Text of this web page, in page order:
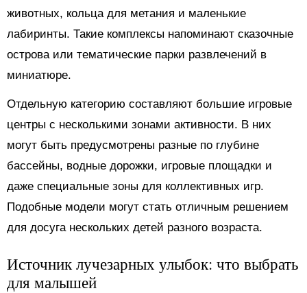
животных, кольца для метания и маленькие
лабиринты. Такие комплексы напоминают сказочные
острова или тематические парки развлечений в
миниатюре.
Отдельную категорию составляют большие игровые
центры с несколькими зонами активности. В них
могут быть предусмотрены разные по глубине
бассейны, водные дорожки, игровые площадки и
даже специальные зоны для коллективных игр.
Подобные модели могут стать отличным решением
для досуга нескольких детей разного возраста.
Источник лучезарных улыбок: что выбрать
для малышей